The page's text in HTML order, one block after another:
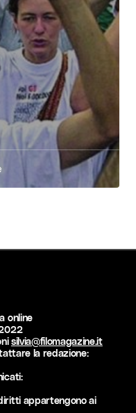
online
silvia@filomagazine.it
la redazione:
appartengono ai